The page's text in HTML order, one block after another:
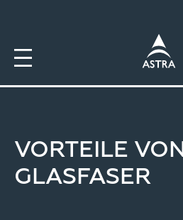
VORTEILE VON
GLASFASER